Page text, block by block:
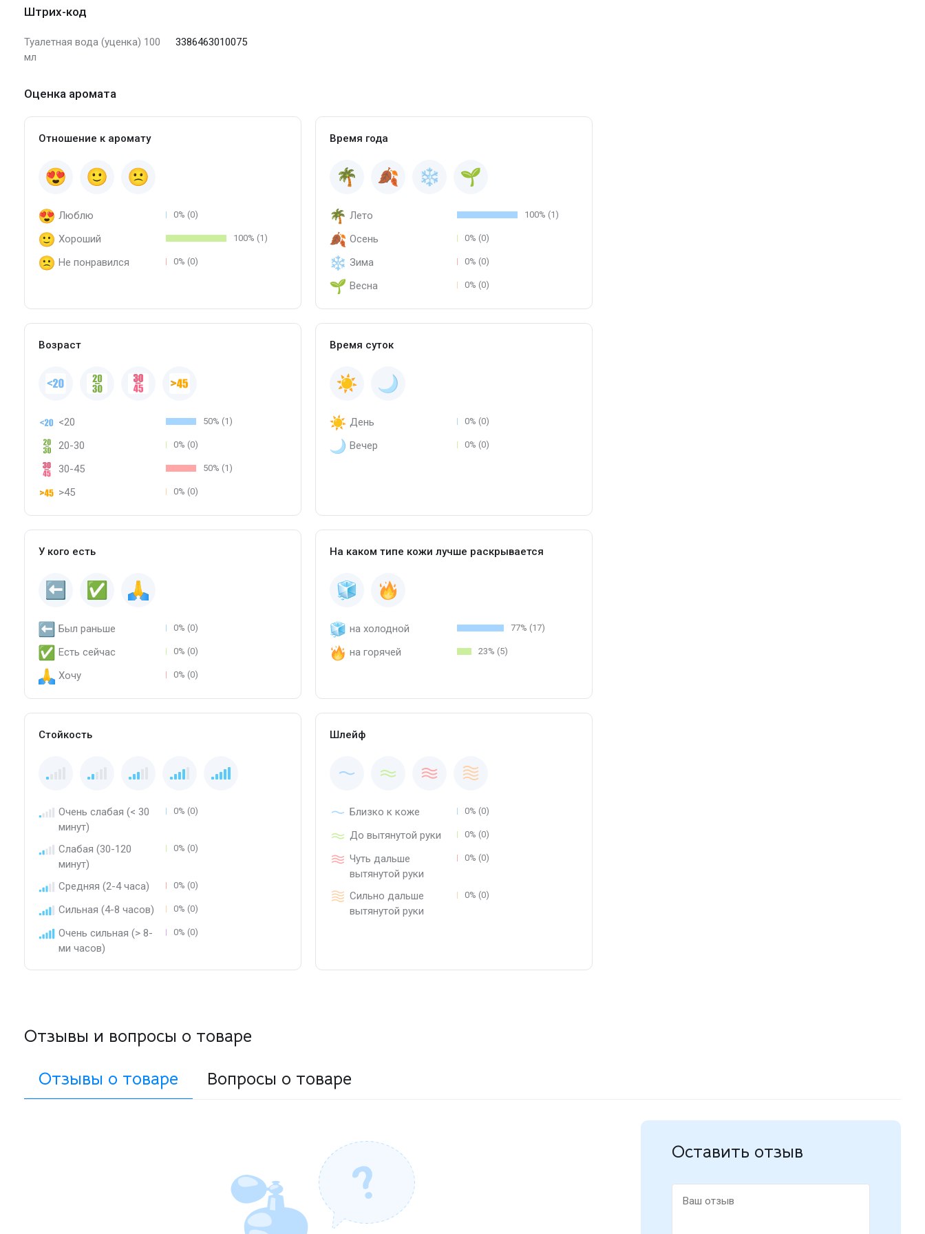
Штрих-код
Туалетная вода (уценка) 100
мл
3386463010075
Оценка аромата
Отношение к аромату
Люблю 0% (0)
Хороший 100% (1)
Не понравился 0% (0)
Время года
Лето 100% (1)
Осень 0% (0)
Зима 0% (0)
Весна 0% (0)
Возраст
<20 50% (1)
20-30 0% (0)
30-45 50% (1)
>45 0% (0)
Время суток
День 0% (0)
Вечер 0% (0)
У кого есть
Был раньше 0% (0)
Есть сейчас 0% (0)
Хочу 0% (0)
На каком типе кожи лучше раскрывается
на холодной 77% (17)
на горячей 23% (5)
Стойкость
Очень слабая (< 30
минут)
0% (0)
Слабая (30-120
минут)
0% (0)
Средняя (2-4 часа) 0% (0)
Сильная (4-8 часов) 0% (0)
Очень сильная (> 8-
ми часов)
0% (0)
Шлейф
Близко к коже 0% (0)
До вытянутой руки 0% (0)
Чуть дальше
вытянутой руки
0% (0)
Сильно дальше
вытянутой руки
0% (0)
Отзывы и вопросы о товаре
Отзывы о товаре
Вопросы о товаре
Оставить отзыв